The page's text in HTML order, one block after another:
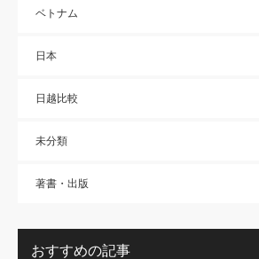
ベトナム
日本
日越比較
未分類
著書・出版
おすすめの記事